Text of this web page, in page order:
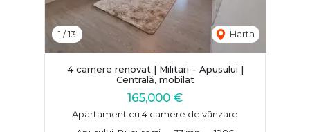
1 /13 Harta
4 camere renovat | Militari – Apusului |
Centrală, mobilat
165,000 €
Apartament cu 4 camere de vânzare